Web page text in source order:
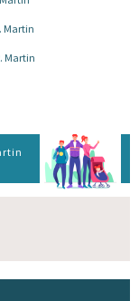
Martin
Martin